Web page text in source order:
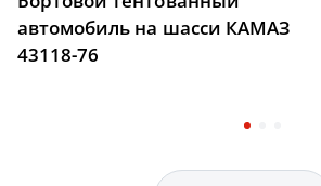
автомобиль на шасси КАМАЗ
43118-76